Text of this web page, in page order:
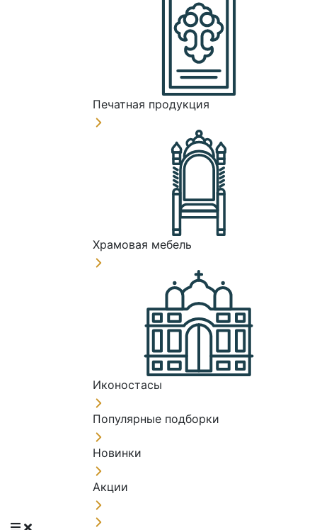
Печатная продукция
Храмовая мебель
Иконостасы
Популярные подборки
Новинки
Акции